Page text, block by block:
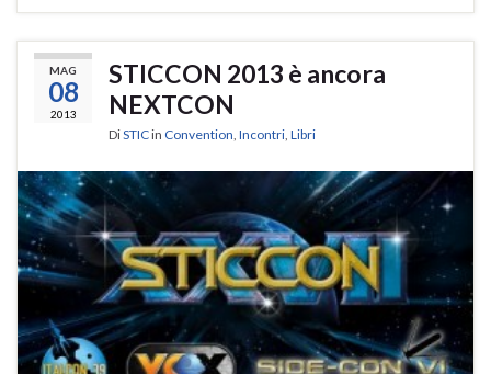
MAG
08
2013
STICCON 2013 è ancora
NEXTCON
DiSTICin Convention Incontri Libri